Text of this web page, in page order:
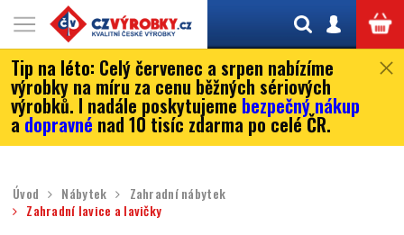
Tip na léto: Celý červenec a srpen nabízíme
výrobky na míru za cenu běžných sériových
výrobků. I nadále poskytujeme bezpečný nákup
adopravné nad 10 tisíc zdarma po celé ČR.
Úvod Nábytek
Zahradní nábytek
Zahradní lavice a lavičky